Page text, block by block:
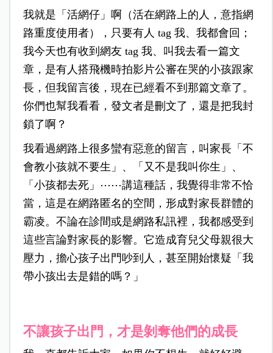
我就是「活網仔」啊（活在網路上的人，意指網
路重度使用者），只要有人 tag 我、我都會回；
我今天也有收到網友 tag 我、叫我去看一篇文
章，是有人搭飛機時拍影片公審在哭的小孩跟家
長，但我留言後，現在已經看不到那篇文章了。
你們也幫我看看，發文者是刪文了，還是把我封
鎖了啊？
我看過網路上很多蠻有惡意的留言，叫家長「不
會教小孩就不要生」、「又不是我叫你生」、
「小孩都去死」⋯⋯講這種話，我覺得非常不恰
當，這是在網路匿名的空間，形成對家長群體的
霸凌。不論在診間或是網路私訊裡，我都感受到
這些言論對家長的影響。它造成育兒父母親很大
壓力，擔心孩子出門吵到人，甚至開始懷疑「我
帶小孩出去是錯的嗎？」
不讓孩子出門，才是剝奪他們的成長